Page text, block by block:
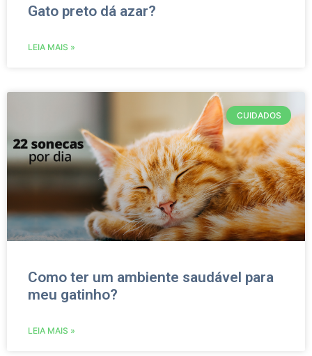
Gato preto dá azar?
LEIA MAIS »
CUIDADOS
Como ter um ambiente saudável para
meu gatinho?
LEIA MAIS »